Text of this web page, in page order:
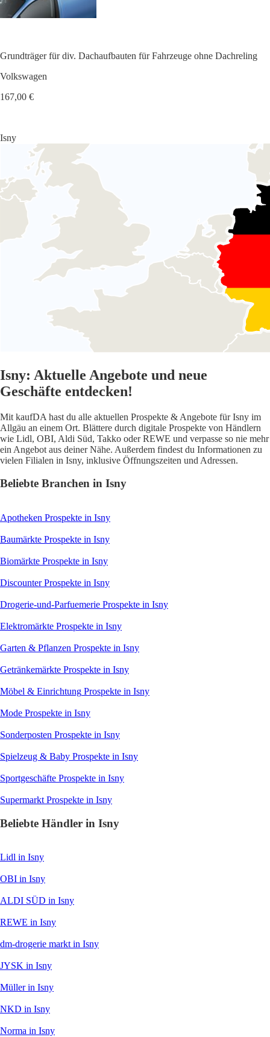
Grundträger für div. Dachaufbauten für Fahrzeuge ohne Dachreling
Volkswagen
167,00 €
Isny
Isny: Aktuelle Angebote und neue
Geschäfte entdecken!
Mit kaufDA hast du alle aktuellen Prospekte & Angebote für Isny im
Allgäu an einem Ort. Blättere durch digitale Prospekte von Händlern
wie Lidl, OBI, Aldi Süd, Takko oder REWE und verpasse so nie mehr
ein Angebot aus deiner Nähe. Außerdem findest du Informationen zu
vielen Filialen in Isny, inklusive Öffnungszeiten und Adressen.
Beliebte Branchen in Isny
Apotheken Prospekte in Isny
Baumärkte Prospekte in Isny
Biomärkte Prospekte in Isny
DiscounterProspekte in Isny
Drogerie-und-Parfuemerie Prospekte in Isny
Elektromärkte Prospekte in Isny
Garten & Pflanzen Prospekte in Isny
Getränkemärkte Prospekte in Isny
Möbel & Einrichtung Prospekte in Isny
Mode Prospekte in Isny
Sonderposten Prospekte in Isny
Spielzeug & Baby Prospekte in Isny
Sportgeschäfte Prospekte in Isny
Supermarkt Prospekte in Isny
Beliebte Händler in Isny
Lidl in Isny
OBI in Isny
ALDI SÜD in Isny
REWE in Isny
dm-drogerie markt in Isny
JYSK in Isny
Müllerin Isny
NKD in Isny
Norma in Isny